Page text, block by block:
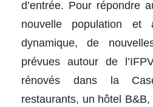
d’entrée. Pour répondre
nouvelle population et
dynamique, de
prévues autour de
rénovés dans la
restaurants, un hôtel